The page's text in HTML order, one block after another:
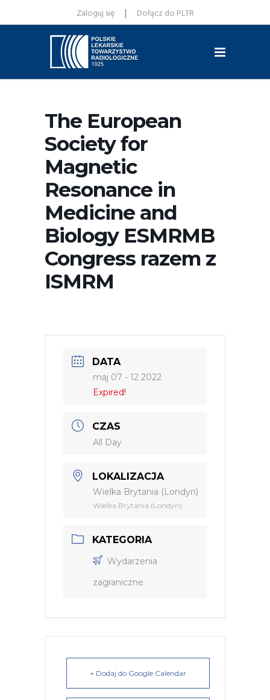
Zaloguj się | Dołącz do PLTR
The European
Society for
Magnetic
Resonance in
Medicine and
Biology ESMRMB
Congress razem z
ISMRM
DATA
maj 07 - 12 2022
Expired!
CZAS
All Day
LOKALIZACJA
Wielka Brytania (Londyn)
Wielka Brytania (Londyn)
KATEGORIA
Wydarzenia
zagraniczne
+ Dodaj do Google Calendar